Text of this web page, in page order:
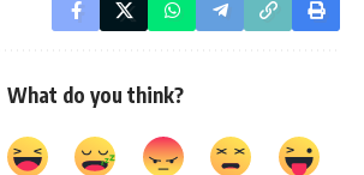
What do you think?